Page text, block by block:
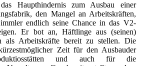
Haupthindernis zum Ausbau einer
den Mangel an Arbeitskräften,
endlich seine Chance in das V2-
Er bot an, Häftlinge aus (seinen)
als Arbeitskräfte bereit zu stellen. Die
Zeit für den Ausbauder
und auch für die